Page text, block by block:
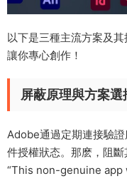
以下是三種主流方案及
讓你專心創作！
屏蔽原理與方案選
Adobe通過定期連接驗
件授權狀态。那麽，阻
“This non-genuine app